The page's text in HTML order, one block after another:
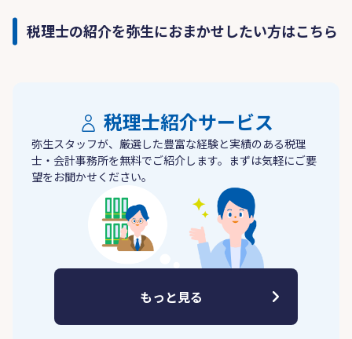
税理士の紹介を弥生におまかせしたい方はこちら
税理士紹介サービス
弥生スタッフが、厳選した豊富な経験と実績のある税理
士・会計事務所を無料でご紹介します。まずは気軽にご要
望をお聞かせください。
もっと見る